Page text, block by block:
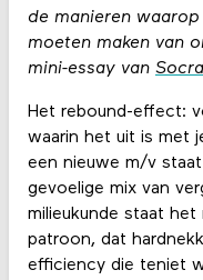
de manieren
moeten maken van
mini-essay van
Het rebound-effect:
waarin het uit is met
een nieuwe m/v
gevoelige mix van
milieukunde staat
patroon, dat
efficiency die teniet